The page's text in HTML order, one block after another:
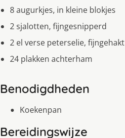
8 augurkjes, in kleine blokjes
2 sjalotten, fijn­gesnipperd
2 el verse peterselie, fijngehakt
24 plakken achterham
Benodigdheden
Koekenpan
Bereidingswijze